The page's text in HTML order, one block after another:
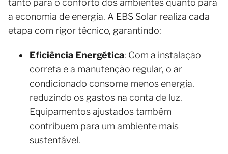
a economia de energia. A EBS Solar realiza cada
etapa com rigor técnico, garantindo:
Eficiência Energética: Com a instalação
correta e a manutenção regular, o ar
condicionado consome menos energia,
reduzindo os gastos na conta de luz.
Equipamentos ajustados também
contribuem para um ambiente mais
sustentável.